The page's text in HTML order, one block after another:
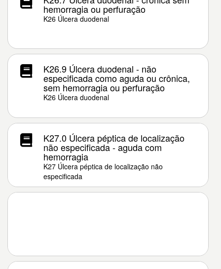
hemorragia ou perfuração
K26 Úlcera duodenal
K26.9 Úlcera duodenal - não
especificada como aguda ou crônica,
sem hemorragia ou perfuração
K26 Úlcera duodenal
K27.0 Úlcera péptica de localização
não especificada - aguda com
hemorragia
K27 Úlcera péptica de localização não
especificada